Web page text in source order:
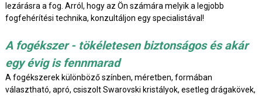
lezárásra a fog. Arról, hogy az Ön számára melyik a legjobb
fogfehérítési technika, konzultáljon egy specialistával!
A fogékszer - tökéletesen biztonságos és akár
egy évig is fennmarad
A fogékszerek különböző színben, méretben, formában
választható, apró, csiszolt Swarovski kristályok, esetleg drágakövek,